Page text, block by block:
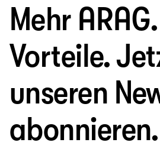
Mehr
Vorteile.
unseren
abonnieren.